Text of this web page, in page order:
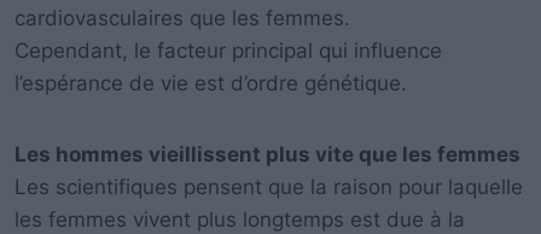
cardiovasculaires que les femmes.
Cependant, le facteur principal qui influence
l’espérance de vie est d’ordre génétique.
Les hommes vieillissent plus vite que les femmes
Les scientifiques pensent que la raison pour laquelle
les femmes vivent plus longtemps est due à la